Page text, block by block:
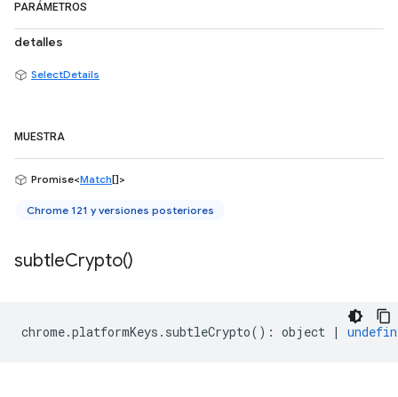
PARÁMETROS
detalles
SelectDetails
MUESTRA
Promise<Match[]>
Chrome 121 y versiones posteriores
subtleCrypto()
chrome.platformKeys . subtleCrypto() : object |